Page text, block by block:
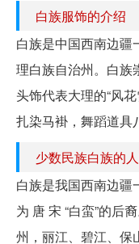
白族服饰的介绍
白族是中国西南边疆
理白族自治州。白族
头饰代表大理的“风
扎染马褂，舞蹈道具
少数民族白族的
白族是我国西南边疆
为 唐 宋 “白蛮”的后
州，丽江、碧江、保